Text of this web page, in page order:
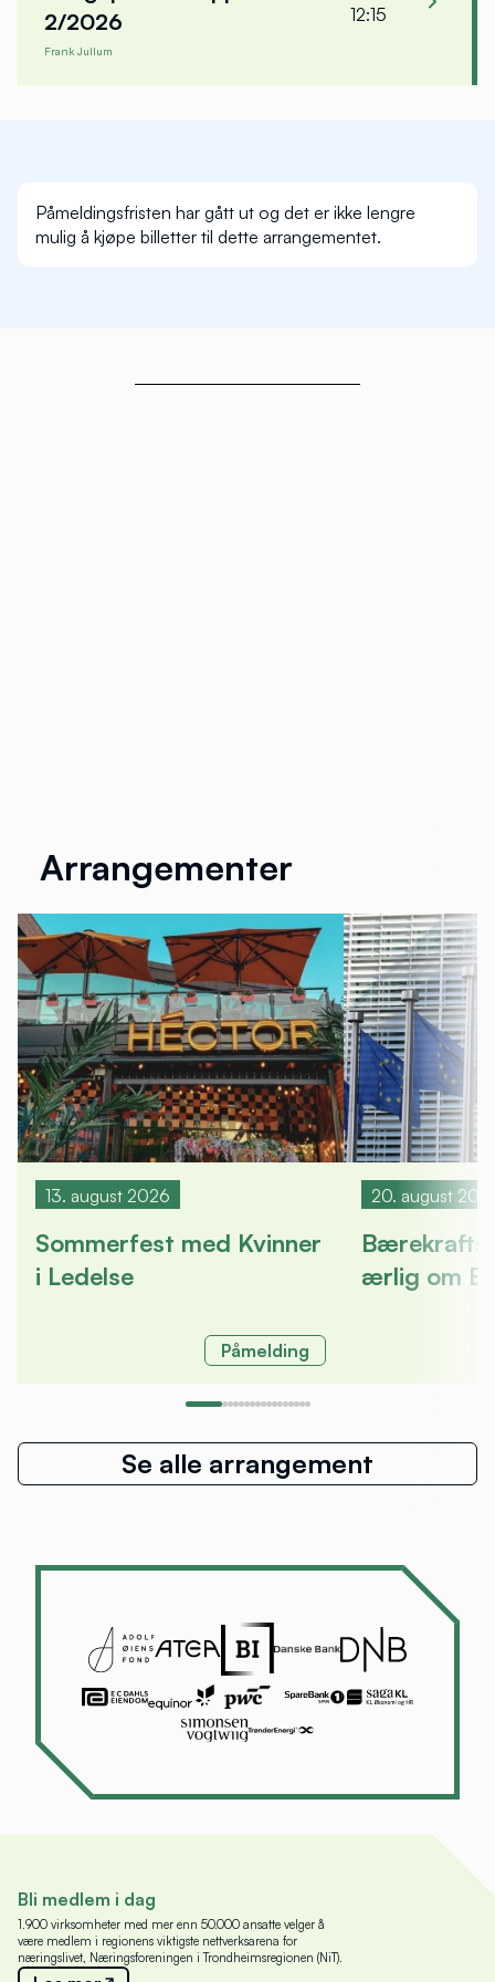
2/2026
Frank Jullum
12:15
Påmeldingsfristen har gått ut og det er ikke lengre
mulig å kjøpe billetter til dette arrangementet.
Arrangementer
13. august 2026
Sommerfest med Kvinner
i Ledelse
Påmelding
20. august
ærlig om
Se alle arrangement
Bli medlem i dag
1.900 virksomheter med mer enn 50.000 ansatte velger å
være medlem i regionens viktigste nettverksarena for
næringslivet, Næringsforeningen i Trondheimsregionen (NiT).